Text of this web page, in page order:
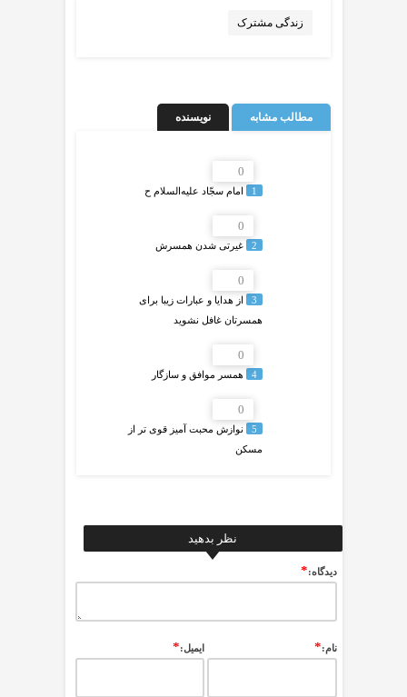
زندگی مشترک
مطالب مشابه نویسنده
0
1 امام سجّاد عليه‌السلام ح
0
2 غیرتی شدن همسرش
0
3
از هدایا و عبارات زیبا برای
همسرتان غافل نشوید
0
4 همسر موافق و سازگار
0
5
نوازش محبت آمیز قوی تر از
مسکن
نظر بدهید
ديدگاه:*
نام:* ایمیل:*